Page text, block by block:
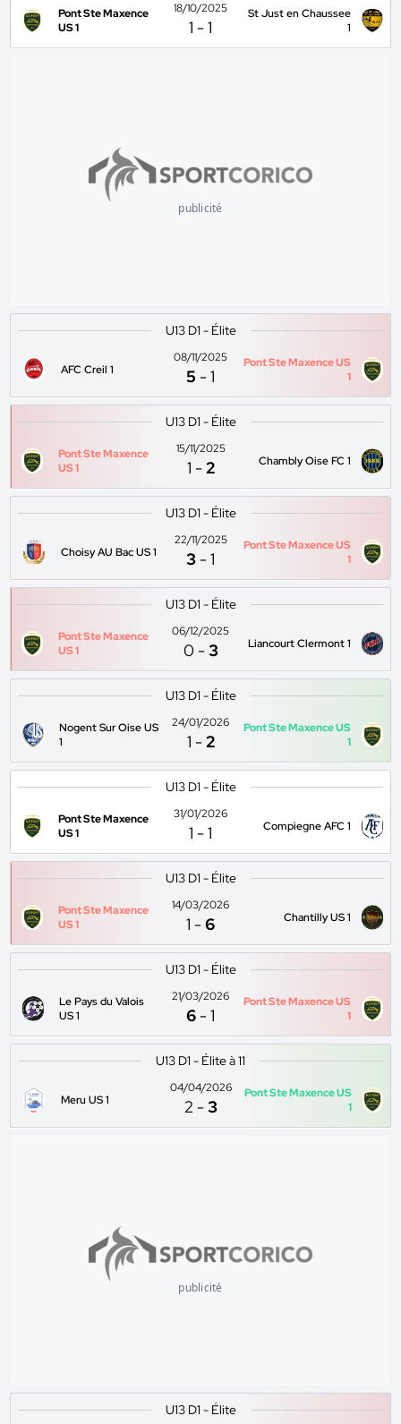
Pont Ste Maxence
US 1
18/10/2025
1 -1
St Just en Chaussee
1
publicité
U13 D1 - Élite
AFC Creil 1
08/11/2025
5 -1
Pont Ste Maxence US
1
U13 D1 - Élite
Pont Ste Maxence
US 1
15/11/2025
1 -2 Chambly Oise FC 1
U13 D1 - Élite
Choisy AU Bac US 1
22/11/2025
3 -1
Pont Ste Maxence US
1
U13 D1 - Élite
Pont Ste Maxence
US 1
06/12/2025
0 -3 Liancourt Clermont 1
U13 D1 - Élite
Nogent Sur Oise US
1
24/01/2026
1 -2
Pont Ste Maxence US
1
U13 D1 - Élite
Pont Ste Maxence
US 1
31/01/2026
1 -1 Compiegne AFC 1
U13 D1 - Élite
Pont Ste Maxence
US 1
14/03/2026
1 -6 Chantilly US 1
U13 D1 - Élite
Le Pays du Valois
US 1
21/03/2026
6 -1
Pont Ste Maxence US
1
U13 D1 - Élite à 11
Meru US 1
04/04/2026
2 -3
Pont Ste Maxence US
1
publicité
U13 D1 - Élite